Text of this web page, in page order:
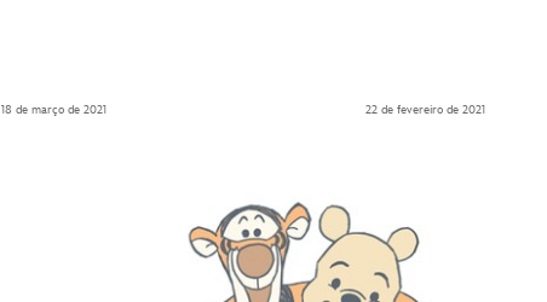
18 de março de 2021 22 de fevereiro de 2021